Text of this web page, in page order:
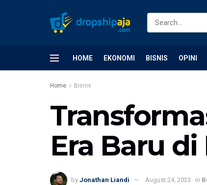
HOME EKONOMI BISNIS OPINI
Home Bisnis
Era Baru
by Jonathan Liandi August 24, 2023 in